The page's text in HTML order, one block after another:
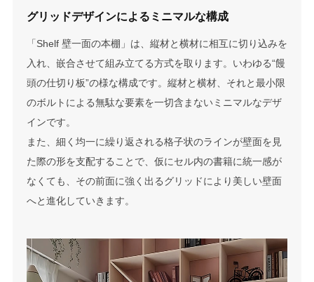
グリッドデザインによる ミニマルな構成
「Shelf 壁一面の本棚」は、縦材と横材に相互に切り込みを
入れ、嵌合させて組み立てる方式を取ります。いわゆる“饅
頭の仕切り板”の様な構成です。縦材と横材、それと最小限
のボルトによる無駄な要素を一切含まないミニマルなデザ
インです。
また、細く均一に繰り返される格子状のラインが壁面を見
た際の形を支配することで、仮にセル内の書籍に統一感が
なくても、その前面に強く出るグリッドにより美しい壁面
へと進化していきます。